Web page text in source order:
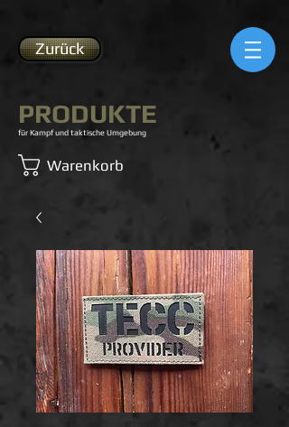
Zurück
PRODUKTE
für Kampf und taktische Umgebung
Warenkorb